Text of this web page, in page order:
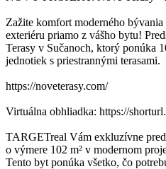
Zažite komfort moderného bývania
exteriéru priamo z vášho bytu!
Terasy v Sučanoch, ktorý ponúka
jednotiek s priestrannými terasami.
https://noveterasy.com/
Virtuálna obhliadka: https://
TARGETreal Vám exkluzívne
o výmere 102 m² v modernom
Tento byt ponúka všetko, čo